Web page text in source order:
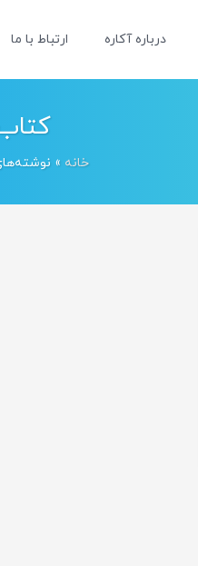
درباره آکاره ارتباط با ما
خانه »